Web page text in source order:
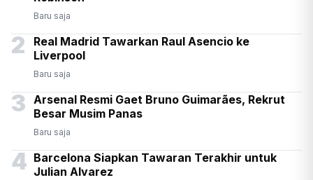
Baru saja
2
Real Madrid Tawarkan Raul Asencio ke
Liverpool
Baru saja
3 Arsenal Resmi Gaet Bruno Guimarães, Rekrut
Besar Musim Panas
Baru saja
4 Barcelona Siapkan Tawaran Terakhir untuk
Julian Alvarez